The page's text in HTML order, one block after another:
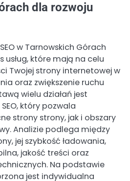
dla rozwoju
w Tarnowskich Górach
usług, które mają na celu
Twojej strony internetowej w
oraz zwiększenie ruchu
wielu działań jest
który pozwala
strony strony, jak i obszary
Analizie podlega między
jej szybkość ładowania,
jakość treści oraz
Na podstawie
jest indywidualna